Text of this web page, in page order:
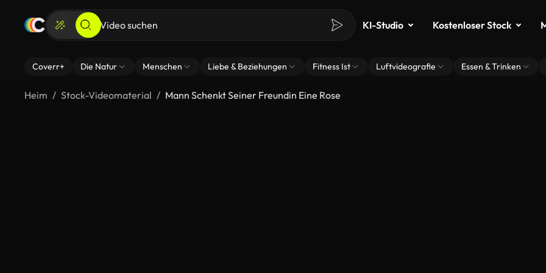
KI-Studio Kostenloser Stock
Coverr+ Die Natur Menschen Liebe & Beziehungen Fitness Ist Luftvideografie Essen & Trinken
Heim Stock-Videomaterial Mann Schenkt Seiner Freundin Eine Rose